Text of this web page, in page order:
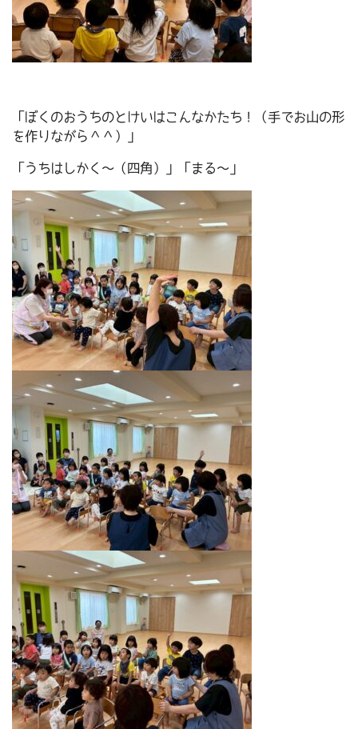
「ぼくのおうちのとけいはこんなかたち！（手でお山の形
を作りながら＾＾）」
「うちはしかく～（四角）」「まる～」